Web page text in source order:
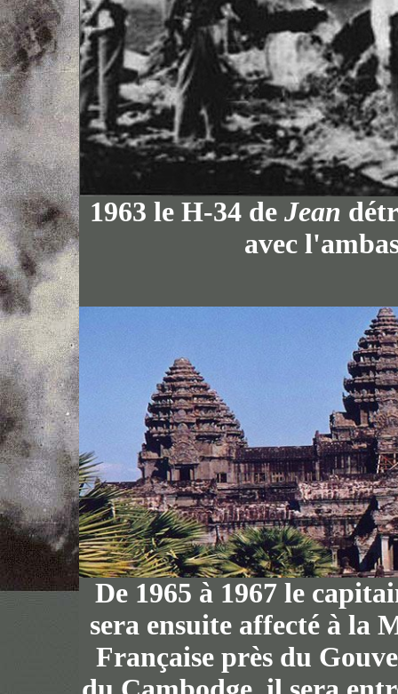
1963 le H-34 de Jean
avec
De 1965 à 1967 le
sera ensuite affecté à la
Française près du